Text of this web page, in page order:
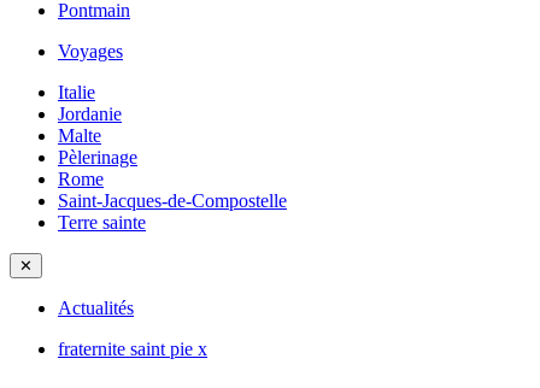
Pontmain
Voyages
Italie
Jordanie
Malte
Pèlerinage
Rome
Saint-Jacques-de-Compostelle
Terre sainte
✕
Actualités
fraternite saint pie x